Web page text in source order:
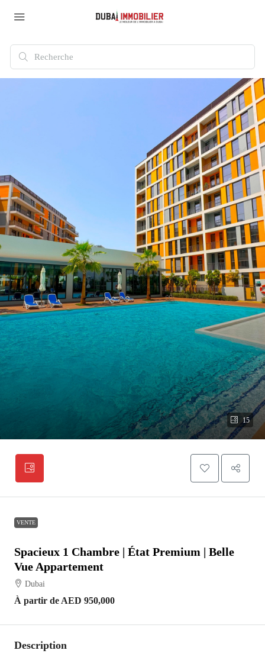
15
VENTE
Spacieux 1 Chambre | État Premium | Belle
Vue Appartement
Dubai
À partir de AED 950,000
Description